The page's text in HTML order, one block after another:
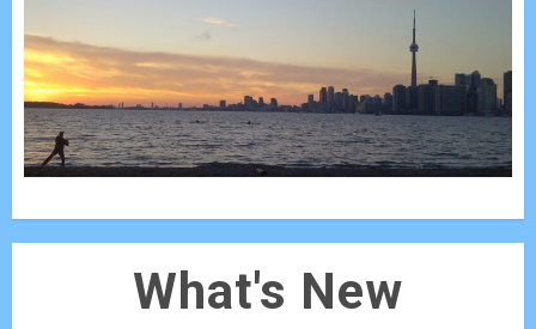
What's New